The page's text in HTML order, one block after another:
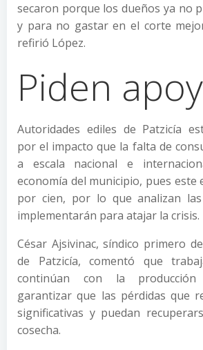
secaron porque los dueños ya no
y para no gastar en el corte
refirió López.
Piden
Autoridades ediles de Patzicía
por el impacto que la falta de
a escala nacional e
economía del municipio, pues este
por cien, por lo que analizan
implementarán para atajar la crisis.
César Ajsivinac, síndico primero
de Patzicía, comentó que
continúan con la
garantizar que las pérdidas que
significativas y puedan
cosecha.